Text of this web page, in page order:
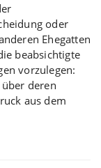
oder
Ehegatten
beabsichtigte
vorzulegen:
deren
aus dem